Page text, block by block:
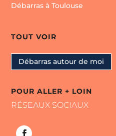
Débarras à Toulouse
TOUT VOIR
Débarras autour de moi
POUR ALLER + LOIN
RÉSEAUX SOCIAUX